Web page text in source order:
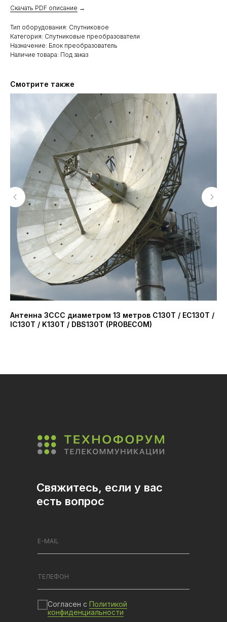
Скачать PDF описание →
Тип оборудования: Спутниковое
Категория: Спутниковые преобразователи
Назначение: Блок преобразователь
Наличие товара: Под заказ
Смотрите также
Антенна ЗССС диаметром 13 метров C130T / EC130T /
IC130T / K130T / DBS130T (PROBECOM)
Согласен с Политикой
конфиденциальности
Свяжитесь, если у вас
есть вопрос